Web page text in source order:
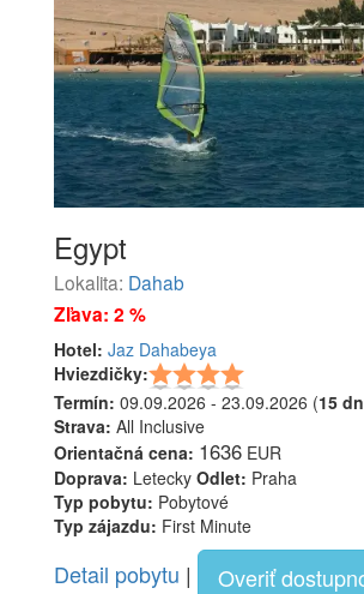
Egypt
Lokalita: Dahab
Zľava: 2 %
Hotel: Jaz Dahabeya
Hviezdičky:
Termín: 09.09.2026 - 23.09.2026 (15
Strava: All Inclusive
Orientačná cena: 1636 EUR
Doprava: Letecky Odlet: Praha
Typ pobytu: Pobytové
Typ zájazdu: First Minute
Detail pobytu | Overiť